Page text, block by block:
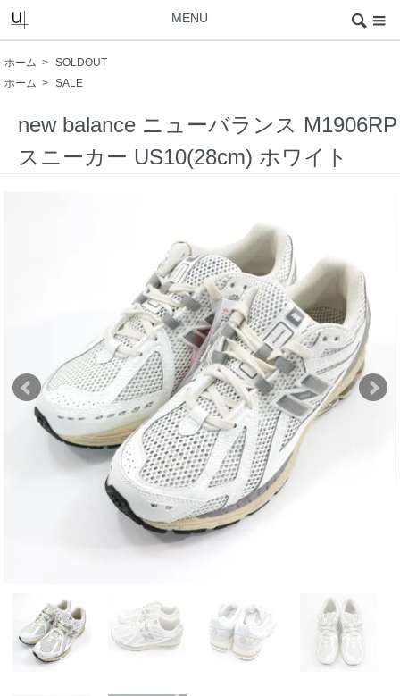
MENU
ホーム > SOLDOUT
ホーム > SALE
new balance ニューバランス M1906RP
スニーカー US10(28cm) ホワイト